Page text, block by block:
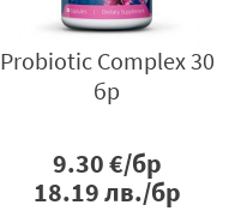
Probiotic Complex 30
бр
9.30€/бр
18.19лв./бр